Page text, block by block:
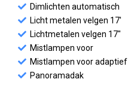
Dimlichten automatisch
Licht metalen velgen 17'
Lichtmetalen velgen 17"
Mistlampen voor
Mistlampen voor adaptief
Panoramadak